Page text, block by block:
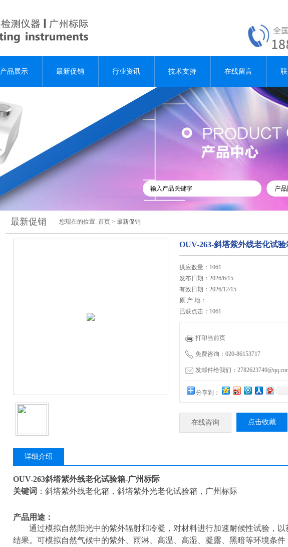
产品展示 最新促销 行业资讯 技术支持 在线留言
最新促销 您现在的位置: 首页 > 最新促销
OUV-263-斜塔紫外线老化试
供应数量：1061
发布日期：2026/6/15
有效日期：2026/12/15
原 产 地：
已获点击：1061
打印当前页
免费咨询：020-86153717
发邮件给我们：
分享到：
在线咨询 点击收藏
详细介绍
OUV-263斜塔紫外线老化试验箱-广州标际
关键词 ： 斜塔紫外线老化箱，斜塔紫外光老化试验箱，广州标际
产品用途：
通过模拟自然阳光中的紫外辐射和冷凝，对材料进行加速耐候性试验，以
结果。可模拟自然气候中的紫外、雨淋、高温、高湿、凝露、黑暗等环境条件